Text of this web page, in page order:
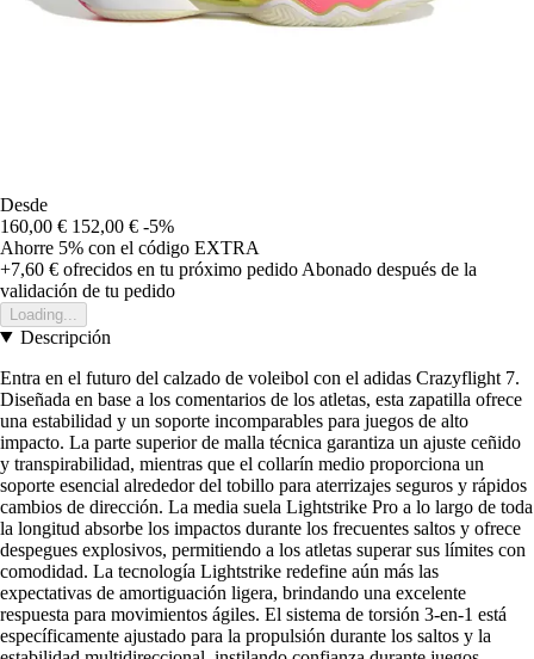
Desde
160,00 € 152,00 € -5%
Ahorre 5% con el código EXTRA
+7,60 € ofrecidos en tu próximo pedido Abonado después de la
validación de tu pedido
Loading...
Descripción
Entra en el futuro del calzado de voleibol con el adidas Crazyflight 7.
Diseñada en base a los comentarios de los atletas, esta zapatilla ofrece
una estabilidad y un soporte incomparables para juegos de alto
impacto. La parte superior de malla técnica garantiza un ajuste ceñido
y transpirabilidad, mientras que el collarín medio proporciona un
soporte esencial alrededor del tobillo para aterrizajes seguros y rápidos
cambios de dirección. La media suela Lightstrike Pro a lo largo de toda
la longitud absorbe los impactos durante los frecuentes saltos y ofrece
despegues explosivos, permitiendo a los atletas superar sus límites con
comodidad. La tecnología Lightstrike redefine aún más las
expectativas de amortiguación ligera, brindando una excelente
respuesta para movimientos ágiles. El sistema de torsión 3-en-1 está
específicamente ajustado para la propulsión durante los saltos y la